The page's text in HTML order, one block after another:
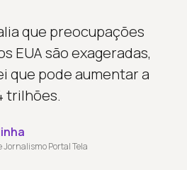
que preocupações
EUA são exageradas,
que pode aumentar a
trilhões.
Jornalismo Portal Tela